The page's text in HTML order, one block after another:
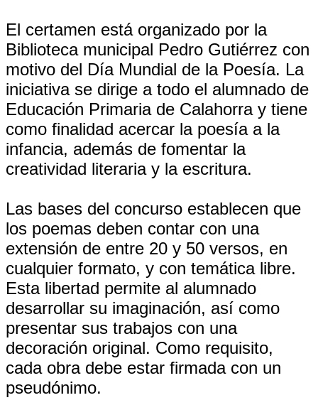
El certamen está organizado por la
Biblioteca municipal Pedro Gutiérrez con
motivo del Día Mundial de la Poesía. La
iniciativa se dirige a todo el alumnado de
Educación Primaria de Calahorra y tiene
como finalidad acercar la poesía a la
infancia, además de fomentar la
creatividad literaria y la escritura.
Las bases del concurso establecen que
los poemas deben contar con una
extensión de entre 20 y 50 versos, en
cualquier formato, y con temática libre.
Esta libertad permite al alumnado
desarrollar su imaginación, así como
presentar sus trabajos con una
decoración original. Como requisito,
cada obra debe estar firmada con un
pseudónimo.